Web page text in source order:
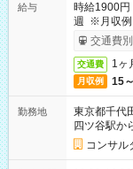
給与
時給1900
週 ※月収例
ービス利用
交通費
交通費 1ヶ
月収例 15
勤務地
東京都千代
四ツ谷駅か
コンサル